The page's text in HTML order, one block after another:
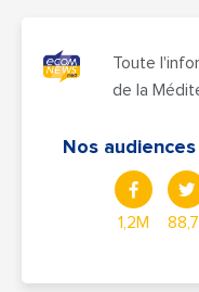
Toute
de la
Nos
1,2M